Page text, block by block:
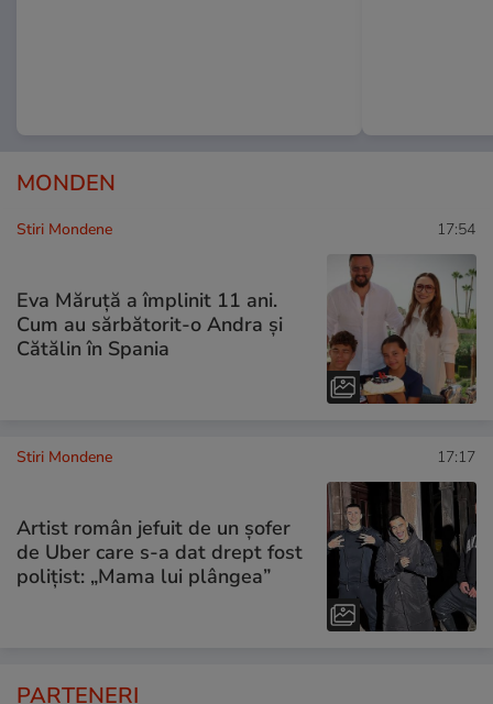
MONDEN
Stiri Mondene 17:54
Eva Măruță a împlinit 11 ani.
Cum au sărbătorit-o Andra și
Cătălin în Spania
Stiri Mondene 17:17
Artist român jefuit de un șofer
de Uber care s-a dat drept fost
polițist: „Mama lui plângea”
PARTENERI